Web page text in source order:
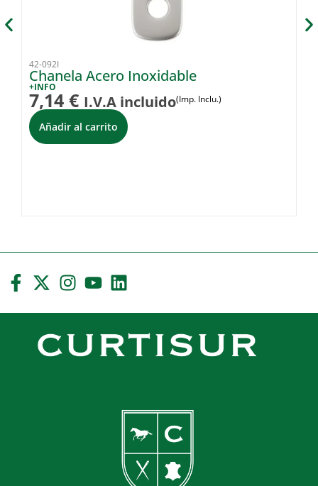
42-092I
Chanela Acero Inoxidable
+INFO
7,14 € I.V.A incluido(Imp. Inclu.)
Añadir al carrito